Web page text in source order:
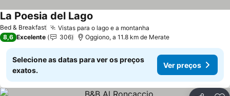
Bed & Breakfast Vistas para o lago e a montanha
La Poesia del Lago
8,6 Excelente 306 Oggiono, a 11.8 km de Merate
Selecione as datas para ver os preços
exatos.
Ver preços